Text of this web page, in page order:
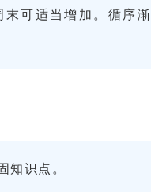
可适当增加。循序渐
知识点。